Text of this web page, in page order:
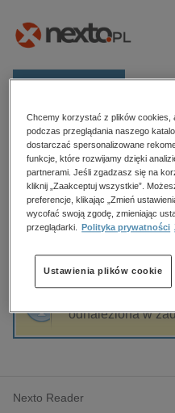
Kategorie
Zobacz wszystkie E-prasa
budownictwo,
biznesowe,
dzienniki
edukacja
hobby, sport,
komputery, internet,
polityka, społeczno-
Strona główna Gustaw
Gustaw
Sortowanie
odnaleziona w
Nexto Reader
Chcemy korzystać z plików cookies,
podczas przeglądania naszego
dostarczać spersonalizowane
funkcje, które rozwijamy dzięki
partnerami. Jeśli zgadzasz się na
kliknij „Zaakceptuj wszystkie”.
preferencje, klikając „Zmień
wycofać swoją zgodę, zmieniając
przeglądarki.
Polityka prywatności
Ustawienia plików cookie